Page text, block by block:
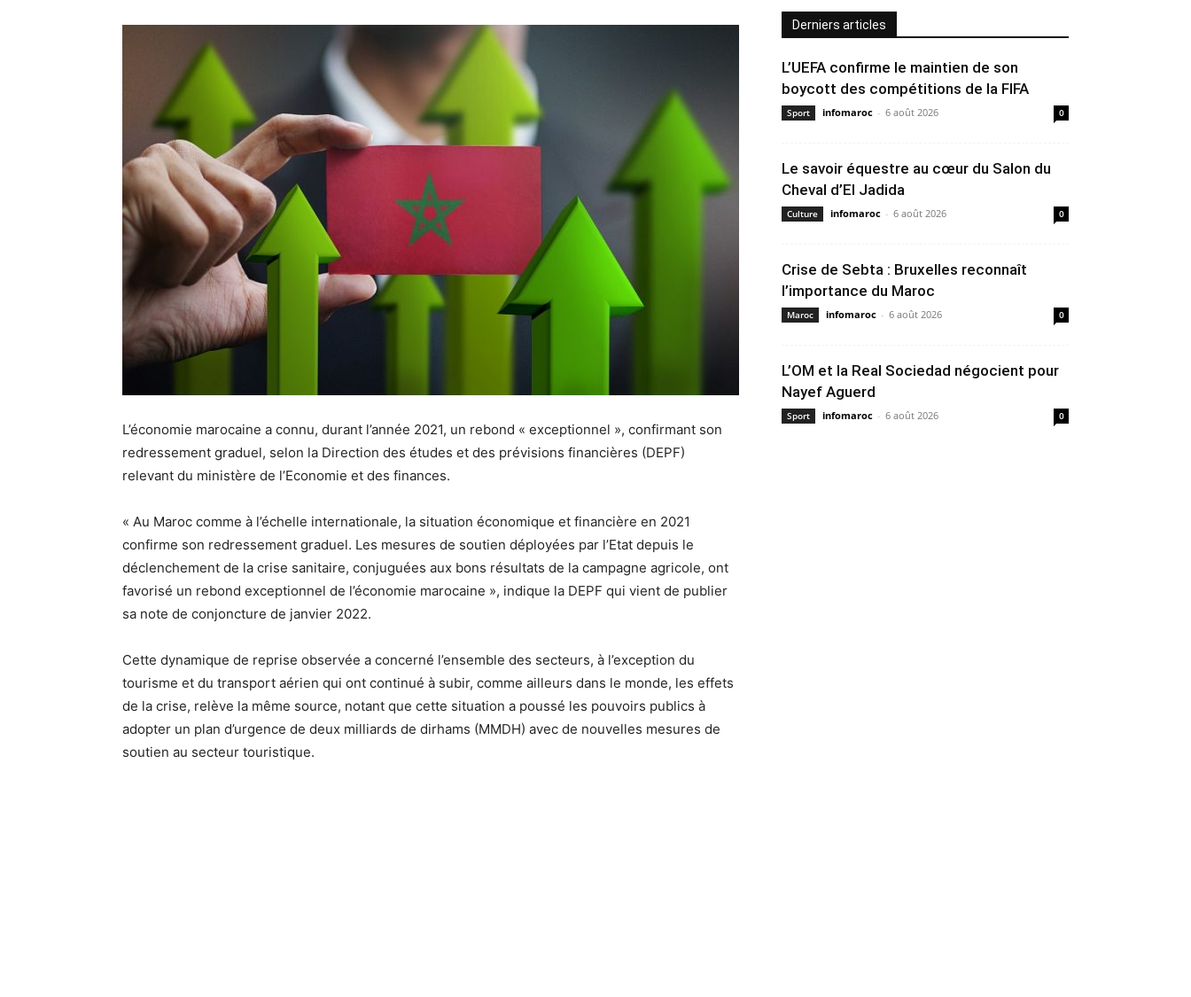
L’économie marocaine a connu, durant l’année 2021, un rebond « exceptionnel », confirmant son
redressement graduel, selon la Direction des études et des prévisions financières (DEPF)
relevant du ministère de l’Economie et des finances.
« Au Maroc comme à l’échelle internationale, la situation économique et financière en 2021
confirme son redressement graduel. Les mesures de soutien déployées par l’Etat depuis le
déclenchement de la crise sanitaire, conjuguées aux bons résultats de la campagne agricole, ont
favorisé un rebond exceptionnel de l’économie marocaine », indique la DEPF qui vient de publier
sa note de conjoncture de janvier 2022.
Cette dynamique de reprise observée a concerné l’ensemble des secteurs, à l’exception du
tourisme et du transport aérien qui ont continué à subir, comme ailleurs dans le monde, les effets
de la crise, relève la même source, notant que cette situation a poussé les pouvoirs publics à
adopter un plan d’urgence de deux milliards de dirhams (MMDH) avec de nouvelles mesures de
soutien au secteur touristique.
Derniers articles
L’UEFA confirme le maintien de son
boycott des compétitions de la FIFA
Sport infomaroc - 6 août 2026 0
Le savoir équestre au cœur du Salon du
Cheval d’El Jadida
Culture infomaroc - 6 août 2026 0
Crise de Sebta : Bruxelles reconnaît
l’importance du Maroc
Maroc infomaroc - 6 août 2026 0
L’OM et la Real Sociedad négocient pour
Nayef Aguerd
Sport infomaroc - 6 août 2026 0